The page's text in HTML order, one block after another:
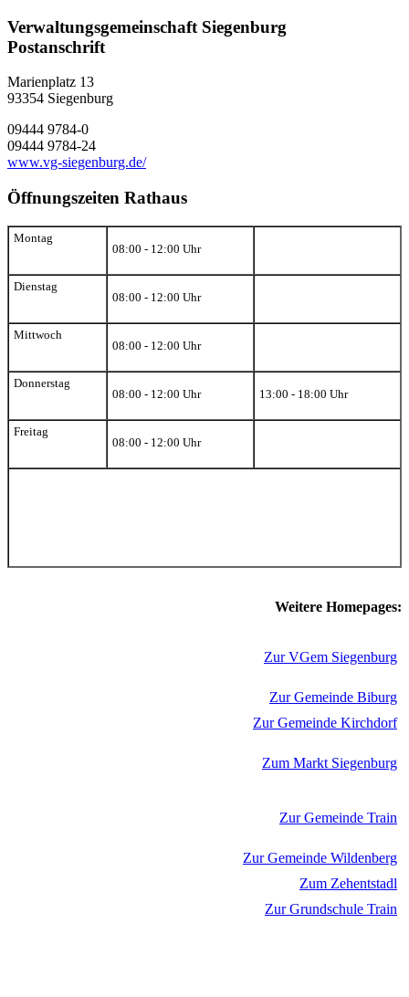
Verwaltungsgemeinschaft Siegenburg
Postanschrift
Marienplatz 13
93354 Siegenburg
09444 9784-0
09444 9784-24
www.vg-siegenburg.de/
Öffnungszeiten Rathaus
Montag
08:00 - 12:00 Uhr
Dienstag
08:00 - 12:00 Uhr
Mittwoch
08:00 - 12:00 Uhr
Donnerstag
08:00 - 12:00 Uhr
13:00 - 18:00 Uhr
Freitag
08:00 - 12:00 Uhr
Weitere Homepages:
Zur VGem Siegenburg
Zur Gemeinde Biburg
Zur Gemeinde Kirchdorf
Zum Markt Siegenburg
Zur Gemeinde Train
Zur Gemeinde Wildenberg
Zum Zehentstadl
Zur Grundschule Train